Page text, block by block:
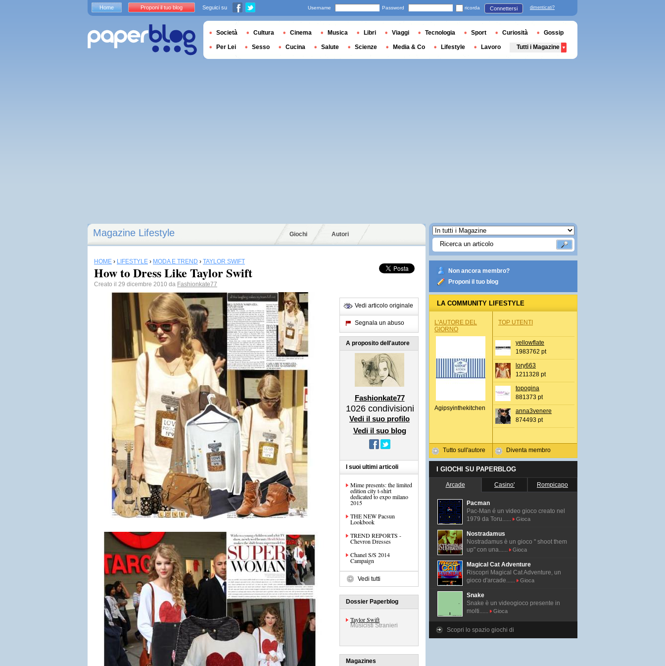
Magazine Lifestyle Giochi Autori
HOME › LIFESTYLE › MODA E TREND › TAYLOR SWIFT
How to Dress Like Taylor Swift
Creato il 29 dicembre 2010 da Fashionkate77
Vedi articolo originale
Segnala un abuso
A proposito dell'autore
Fashionkate77
1026 condivisioni
Vedi il suo profilo
Vedi il suo blog
I suoi ultimi articoli
Mime presents: the limited
edition city t-shirt
dedicated to expo milano
2015
THE NEW Pacsun
Lookbook
TREND REPORTS -
Chevron Dresses
Chanel S/S 2014
Campaign
Vedi tutti
Dossier Paperblog
Taylor Swift
Musicisti Stranieri
Magazines
Non ancora membro?
Proponi il tuo blog
LA COMMUNITY LIFESTYLE
L'AUTORE DEL
GIORNO
Agipsyinthekitchen
Tutto sull'autore
TOP UTENTI
yellowflate
1983762 pt
lory663
1211328 pt
topogina
881373 pt
anna3venere
874493 pt
Diventa membro
I GIOCHI SU PAPERBLOG
Arcade Casino' Rompicapo
Pacman
Pac-Man é un video gioco creato nel
1979 da Toru......
Gioca
Nostradamus
Nostradamus è un gioco " shoot them
up" con una......
Gioca
Magical Cat Adventure
Riscopri Magical Cat Adventure, un
gioco d'arcade......
Gioca
Snake
Snake è un videogioco presente in
molti......
Gioca
Scopri lo spazio giochi di
Home Proponi il tuo blog Seguici su Username Password ricorda Connettersi dimenticati?
Società Cultura Cinema Musica Libri Viaggi Tecnologia Sport Curiosità Gossip
Per Lei Sesso Cucina Salute Scienze Media & Co Lifestyle Lavoro Tutti i Magazine